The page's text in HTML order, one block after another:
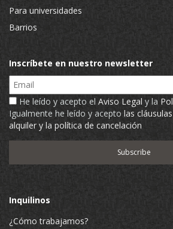
Para universidades
Barrios
Inscríbete en nuestro newsletter
Email
He leído y acepto el Aviso Legal y la
Igualmente he leído y acepto las
alquiler y la política de cancelación
Inquilinos
¿Cómo trabajamos?